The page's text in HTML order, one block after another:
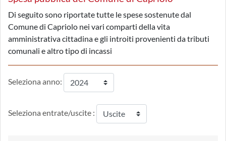
Di seguito sono riportate tutte le spese sostenute dal
Comune di Capriolo nei vari comparti della vita
amministrativa cittadina e gli introiti provenienti da tributi
comunali e altro tipo di incassi
Seleziona anno:
Seleziona entrate/uscite :